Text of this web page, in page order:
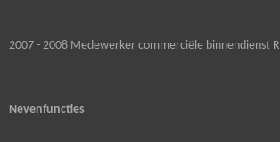
2007 - 2008 Medewerker commerciële binnendienst
Nevenfuncties